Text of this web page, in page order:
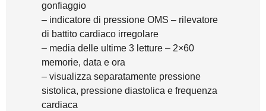
gonfiaggio
– indicatore di pressione OMS – rilevatore
di battito cardiaco irregolare
– media delle ultime 3 letture – 2×60
memorie, data e ora
– visualizza separatamente pressione
sistolica, pressione diastolica e frequenza
cardiaca